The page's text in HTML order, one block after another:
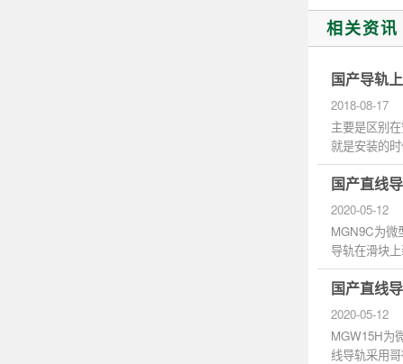
相关资讯
国产导轨
2018-08-17
主要是区别
就是安装的
都可以的...
国产直线
2020-05-12
MGN9C为微
导轨在滑块
动供油机润
国产直线
2020-05-12
MGW15H为
线导轨采用